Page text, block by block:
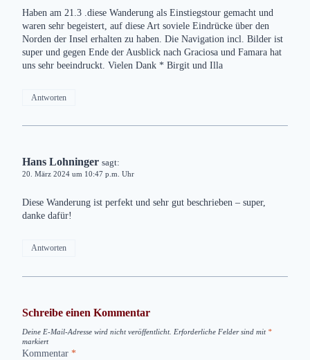
Haben am 21.3 .diese Wanderung als Einstiegstour gemacht und
waren sehr begeistert, auf diese Art soviele Eindrücke über den
Norden der Insel erhalten zu haben. Die Navigation incl. Bilder ist
super und gegen Ende der Ausblick nach Graciosa und Famara hat
uns sehr beeindruckt. Vielen Dank * Birgit und Illa
Antworten
Hans Lohninger sagt:
20. März 2024 um 10:47 p.m. Uhr
Diese Wanderung ist perfekt und sehr gut beschrieben – super,
danke dafür!
Antworten
Schreibe einen Kommentar
Deine E-Mail-Adresse wird nicht veröffentlicht. Erforderliche Felder sind mit *
markiert
Kommentar *